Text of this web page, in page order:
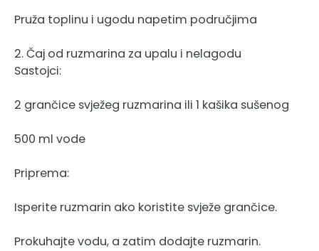
Pruža toplinu i ugodu napetim područjima
2. Čaj od ruzmarina za upalu i nelagodu
Sastojci:
2 grančice svježeg ruzmarina ili 1 kašika sušenog
500 ml vode
Priprema:
Isperite ruzmarin ako koristite svježe grančice.
Prokuhajte vodu, a zatim dodajte ruzmarin.